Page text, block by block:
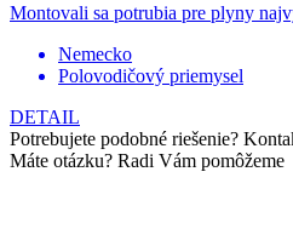
Montovali sa potrubia pre plyny
Nemecko
Polovodičový priemysel
DETAIL
Potrebujete podobné riešenie?
Máte otázku? Radi Vám pomôžeme